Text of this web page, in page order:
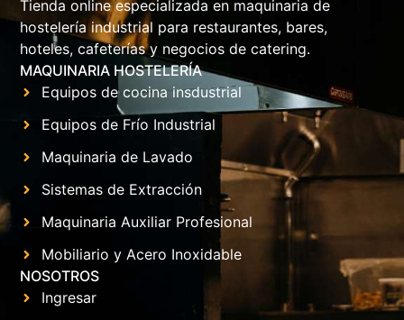
Tienda online especializada en maquinaria de
hostelería industrial para restaurantes, bares,
hoteles, cafeterías y negocios de catering.
MAQUINARIA HOSTELERÍA
Equipos de cocina insdustrial
Equipos de Frío Industrial
Maquinaria de Lavado
Sistemas de Extracción
Maquinaria Auxiliar Profesional
Mobiliario y Acero Inoxidable
NOSOTROS
Ingresar